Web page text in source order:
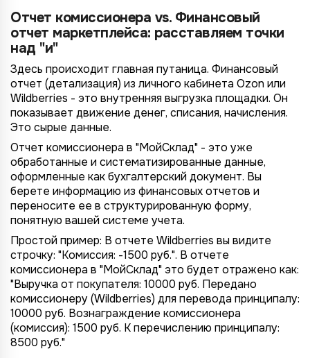
Отчет комиссионера vs. Финансовый
отчет маркетплейса: расставляем точки
над "и"
Здесь происходит главная путаница. Финансовый
отчет (детализация) из личного кабинета Ozon или
Wildberries - это внутренняя выгрузка площадки. Он
показывает движение денег, списания, начисления.
Это сырые данные.
Отчет комиссионера в "МойСклад" - это уже
обработанные и систематизированные данные,
оформленные как бухгалтерский документ. Вы
берете информацию из финансовых отчетов и
переносите ее в структурированную форму,
понятную вашей системе учета.
Простой пример: В отчете Wildberries вы видите
строчку: "Комиссия: -1500 руб.". В отчете
комиссионера в "МойСклад" это будет отражено как:
"Выручка от покупателя: 10000 руб. Передано
комиссионеру (Wildberries) для перевода принципалу:
10000 руб. Вознаграждение комиссионера
(комиссия): 1500 руб. К перечислению принципалу:
8500 руб."